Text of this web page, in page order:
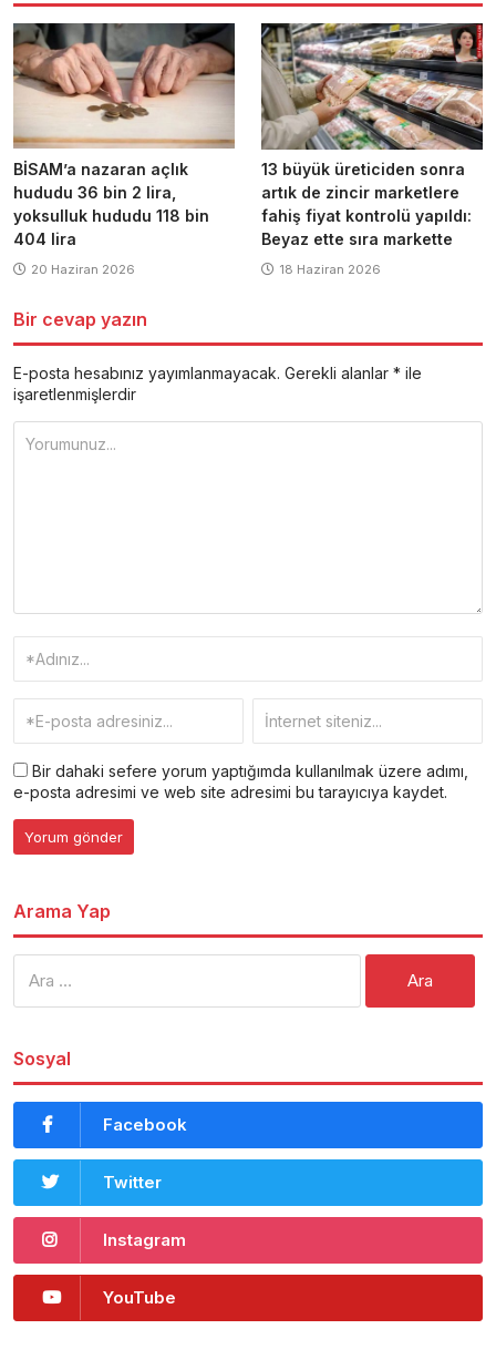
BİSAM’a nazaran açlık
hududu 36 bin 2 lira,
yoksulluk hududu 118 bin
404 lira
20 Haziran 2026
13 büyük üreticiden sonra
artık de zincir marketlere
fahiş fiyat kontrolü yapıldı:
Beyaz ette sıra markette
18 Haziran 2026
Bir cevap yazın
E-posta hesabınız yayımlanmayacak. Gerekli alanlar * ile
işaretlenmişlerdir
Bir dahaki sefere yorum yaptığımda kullanılmak üzere adımı,
e-posta adresimi ve web site adresimi bu tarayıcıya kaydet.
Arama Yap
Sosyal
Facebook
Twitter
Instagram
YouTube